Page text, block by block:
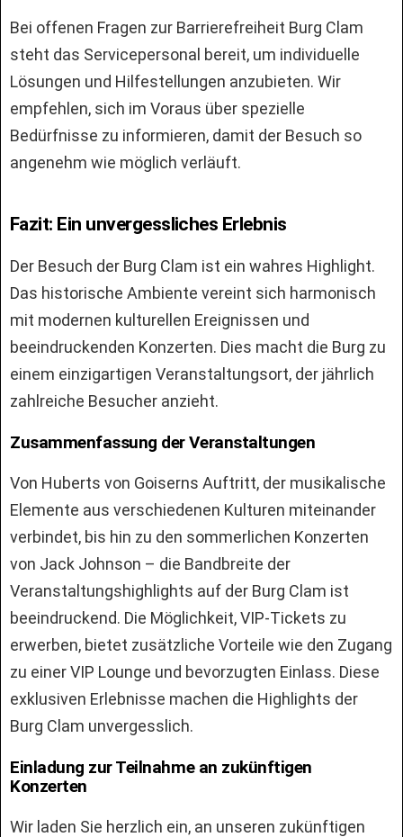
Bei offenen Fragen zur Barrierefreiheit Burg Clam
steht das Servicepersonal bereit, um individuelle
Lösungen und Hilfestellungen anzubieten. Wir
empfehlen, sich im Voraus über spezielle
Bedürfnisse zu informieren, damit der Besuch so
angenehm wie möglich verläuft.
Fazit: Ein unvergessliches Erlebnis
Der Besuch der Burg Clam ist ein wahres Highlight.
Das historische Ambiente vereint sich harmonisch
mit modernen kulturellen Ereignissen und
beeindruckenden Konzerten. Dies macht die Burg zu
einem einzigartigen Veranstaltungsort, der jährlich
zahlreiche Besucher anzieht.
Zusammenfassung der Veranstaltungen
Von Huberts von Goiserns Auftritt, der musikalische
Elemente aus verschiedenen Kulturen miteinander
verbindet, bis hin zu den sommerlichen Konzerten
von Jack Johnson – die Bandbreite der
Veranstaltungshighlights auf der Burg Clam ist
beeindruckend. Die Möglichkeit, VIP-Tickets zu
erwerben, bietet zusätzliche Vorteile wie den Zugang
zu einer VIP Lounge und bevorzugten Einlass. Diese
exklusiven Erlebnisse machen die Highlights der
Burg Clam unvergesslich.
Einladung zur Teilnahme an zukünftigen
Konzerten
Wir laden Sie herzlich ein, an unseren zukünftigen